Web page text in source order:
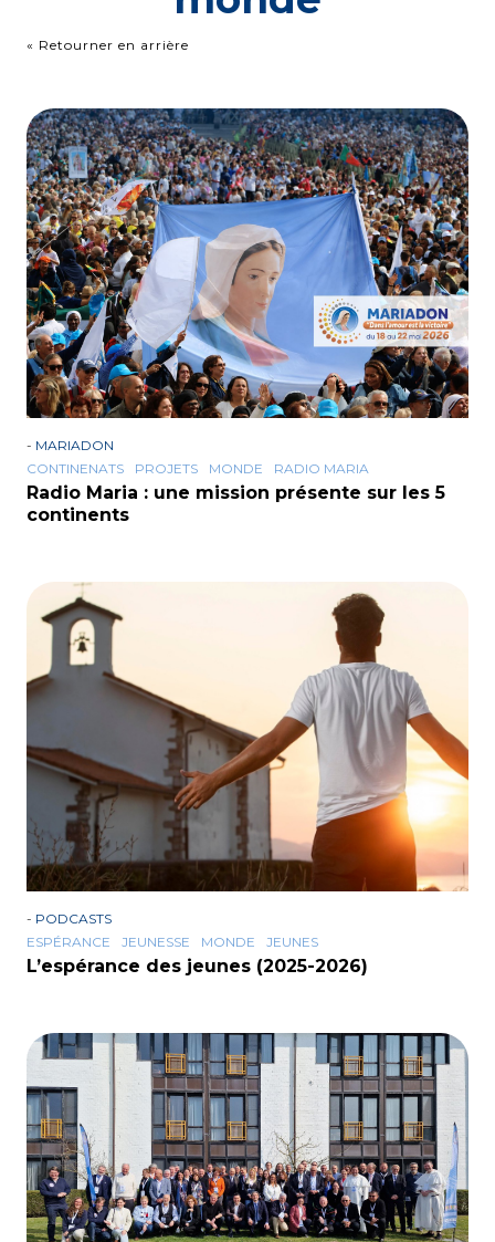
« Retourner en arrière
- MARIADON
CONTINENATS
PROJETS MONDE RADIO MARIA
Radio Maria : une mission présente sur les 5
continents
- PODCASTS
ESPÉRANCE
JEUNESSE MONDE JEUNES
L’espérance des jeunes (2025-2026)